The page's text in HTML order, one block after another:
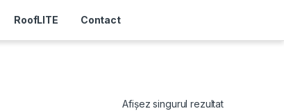
RoofLITE Contact
Afișez singurul rezultat